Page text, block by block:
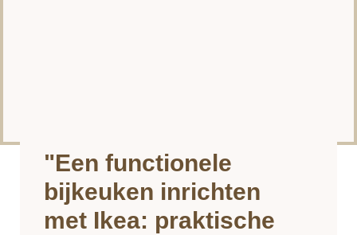
"Een functionele
bijkeuken inrichten
met Ikea: praktische